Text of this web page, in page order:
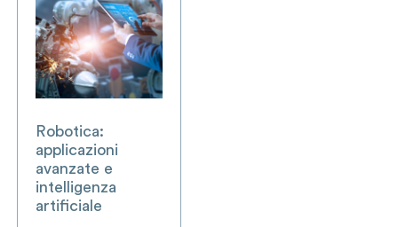
Robotica:
applicazioni
avanzate e
intelligenza
artificiale